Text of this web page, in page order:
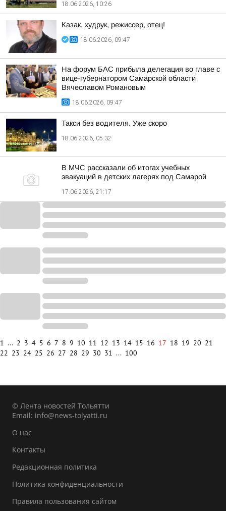
18.06.2026, 10:26
Казак, худрук, режиссер, отец!
18.06.2026, 09:47
На форум БАС прибыла делегация во главе с
вице-губернатором Самарской области
Вячеславом Романовым
18.06.2026, 09:47
Такси без водителя. Уже скоро
18.06.2026, 05:32
В МЧС рассказали об итогах учебных
эвакуаций в детских лагерях под Самарой
17.06.2026, 21:17
1 ... 2 3 4 5 6 7 8 9 10 11 12 13 14 15 16 17 18 19 20 21
22 23 24 25 26 27 28 29 30 31 ... 100
© Лента новостей Тольятти
Email: info@news-tolyatti.ru
О нас
Контакты
Редакционная политика
Политика конфиденциальности
Правила пользования сайтом